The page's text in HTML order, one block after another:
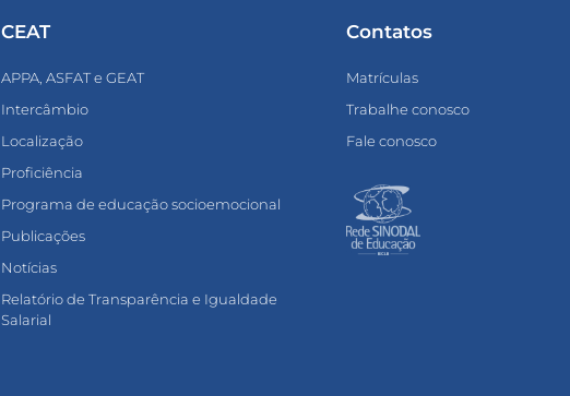
CEAT
APPA, ASFAT e GEAT
Intercâmbio
Localização
Proficiência
Programa de educação socioemocional
Publicações
Notícias
Relatório de Transparência e Igualdade
Salarial
Contatos
Matrículas
Trabalhe conosco
Fale conosco